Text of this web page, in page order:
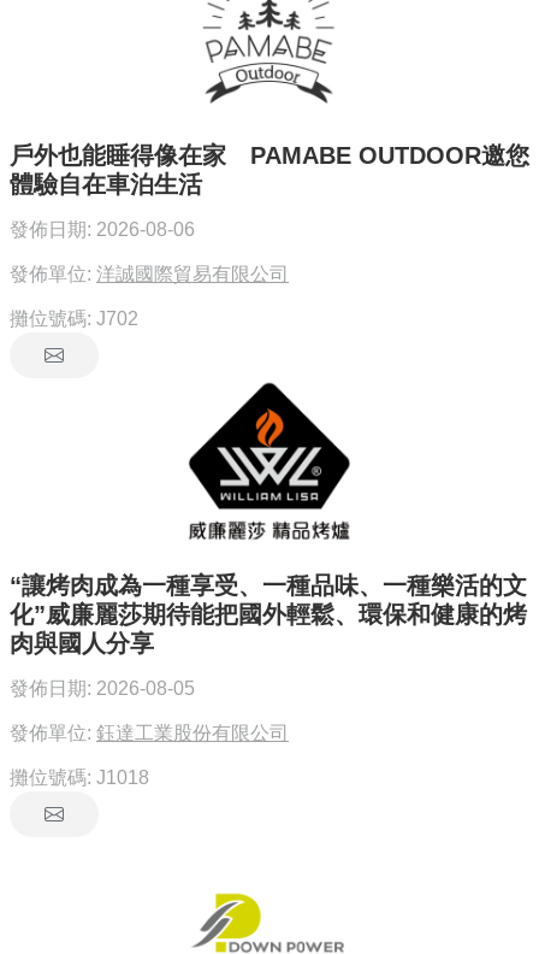
戶外也能睡得像在家 PAMABE OUTDOOR邀您
體驗自在車泊生活
發佈日期: 2026-08-06
發佈單位: 洋誠國際貿易有限公司
攤位號碼: J702
“讓烤肉成為一種享受、一種品味、一種樂活的文
化”威廉麗莎期待能把國外輕鬆、環保和健康的烤
肉與國人分享
發佈日期: 2026-08-05
發佈單位: 鈺達工業股份有限公司
攤位號碼: J1018